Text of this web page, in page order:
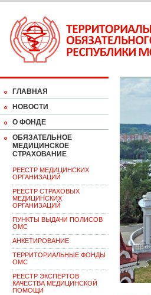
ГЛАВНАЯ
НОВОСТИ
О ФОНДЕ
ОБЯЗАТЕЛЬНОЕ
МЕДИЦИНСКОЕ
СТРАХОВАНИЕ
РЕЕСТР МЕДИЦИНСКИХ
ОРГАНИЗАЦИЙ
РЕЕСТР СТРАХОВЫХ
МЕДИЦИНСКИХ
ОРГАНИЗАЦИЙ
ПУНКТЫ ВЫДАЧИ ПОЛИСОВ
ОМС
АНКЕТИРОВАНИЕ
ТЕРРИТОРИАЛЬНЫЕ ФОНДЫ
ОМС
РЕЕСТР ЭКСПЕРТОВ
КАЧЕСТВА МЕДИЦИНСКОЙ
ПОМОЩИ